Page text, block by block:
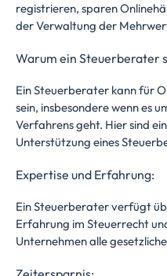
registrieren, sparen
der Verwaltung der
Warum ein Steuerberater
Ein Steuerberater kann für
sein, insbesondere wenn es
Verfahrens geht. Hier sind
Unterstützung eines
Expertise und Erfahrung:
Ein Steuerberater verfügt
Erfahrung im Steuerrecht
Unternehmen alle